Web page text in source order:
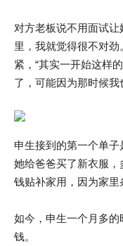
对方老板说不用面试
里，我就觉得很不对
紧，“其实一开始这样
了，可能因为那时候我
申生接到的第一个单子
她给爸爸买了新衣服，
钱贴补家用，因为家里
如今，申生一个月多
钱。